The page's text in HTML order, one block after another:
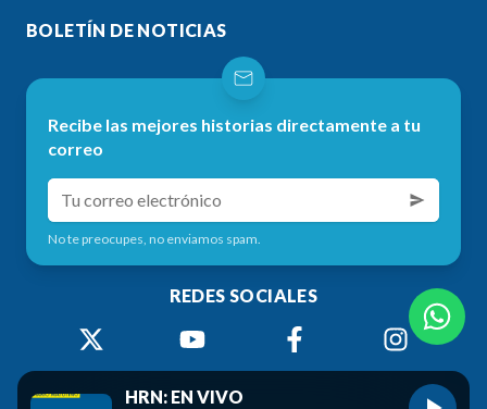
BOLETÍN DE NOTICIAS
Recibe las mejores historias directamente a tu
correo
No te preocupes, no enviamos spam.
REDES SOCIALES
HRN: EN VIVO